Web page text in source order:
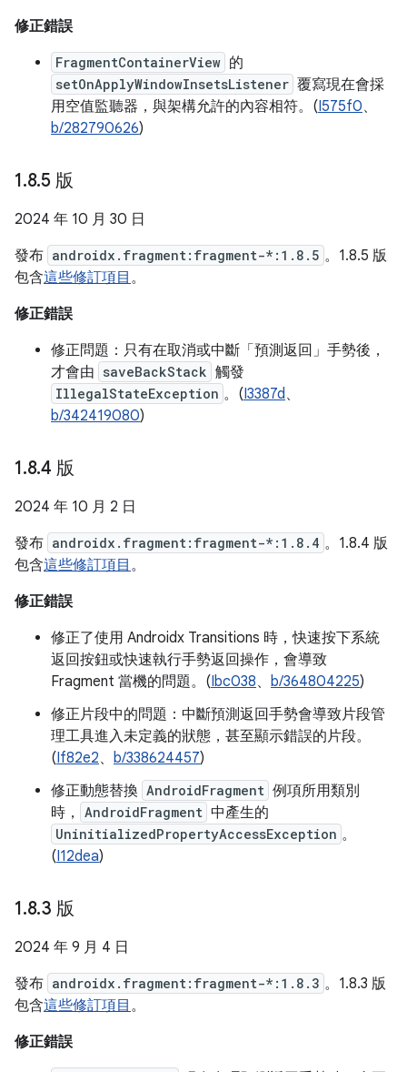
修正錯誤
FragmentContainerView 的
setOnApplyWindowInsetsListener 覆寫現在會採
用空值監聽器，與架構允許的內容相符。(I575f0、
b/282790626)
1.8.5 版
2024 年 10 月 30 日
發布 androidx.fragment:fragment-*:1.8.5 。1.8.5 版
包含這些修訂項目 。
修正錯誤
修正問題：只有在取消或中斷「預測返回」手勢後，
才會由 saveBackStack 觸發
IllegalStateException 。(I3387d、
b/342419080)
1.8.4 版
2024 年 10 月 2 日
發布 androidx.fragment:fragment-*:1.8.4 。1.8.4 版
包含這些修訂項目 。
修正錯誤
修正了使用 Androidx Transitions 時，快速按下系統
返回按鈕或快速執行手勢返回操作，會導致
Fragment 當機的問題。(Ibc038、 b/364804225)
修正片段中的問題：中斷預測返回手勢會導致片段管
理工具進入未定義的狀態，甚至顯示錯誤的片段。
(If82e2、 b/338624457)
修正動態替換 AndroidFragment 例項所用類別
時，
AndroidFragment 中產生的
UninitializedPropertyAccessException 。
(I12dea)
1.8.3 版
2024 年 9 月 4 日
發布 androidx.fragment:fragment-*:1.8.3 。1.8.3 版
包含這些修訂項目 。
修正錯誤